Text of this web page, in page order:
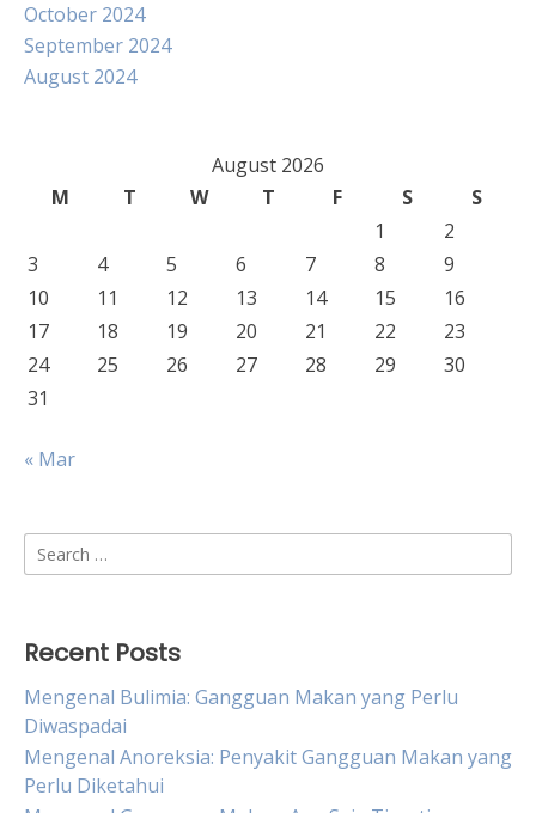
October 2024
September 2024
August 2024
August 2026
M
T W T F S
S
1
2
3
4 5 6 7 8
9
10
11 12 13 14 15
16
17
18 19 20 21 22
23
24
25 26 27 28 29
30
31
« Mar
Search
for:
Recent Posts
Mengenal Bulimia: Gangguan Makan yang Perlu
Diwaspadai
Mengenal Anoreksia: Penyakit Gangguan Makan yang
Perlu Diketahui